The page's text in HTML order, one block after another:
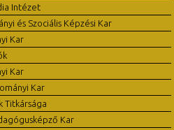
Intézet
és Szociális Képzési Kar
Kar
Kar
Kar
Titkársága
Kar